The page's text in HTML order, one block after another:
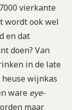
vierkante
wordt ook wel
en dat
doen? Van
in de late
heuse wijnkas
ware eye-
maar